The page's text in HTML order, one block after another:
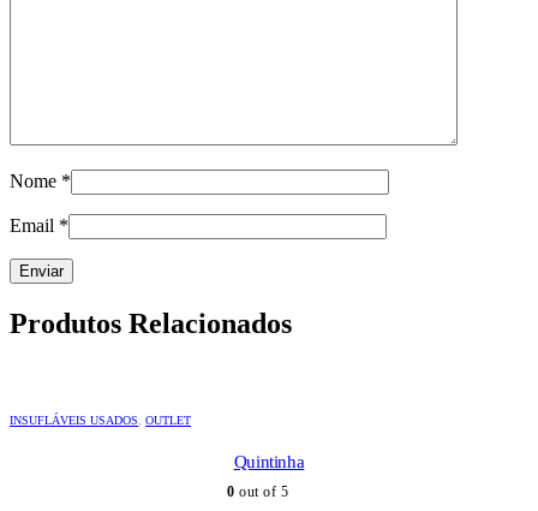
Nome *
Email *
Produtos Relacionados
INSUFLÁVEIS USADOS OUTLET
Quintinha
0 out of 5